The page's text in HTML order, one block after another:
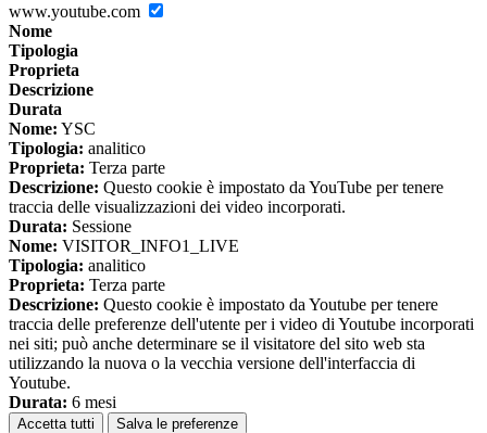
www.youtube.com
Nome
Tipologia
Proprieta
Descrizione
Durata
Nome: YSC
Tipologia: analitico
Proprieta: Terza parte
Descrizione: Questo cookie è impostato da YouTube per tenere
traccia delle visualizzazioni dei video incorporati.
Durata: Sessione
Nome: VISITOR_INFO1_LIVE
Tipologia: analitico
Proprieta: Terza parte
Descrizione: Questo cookie è impostato da Youtube per tenere
traccia delle preferenze dell'utente per i video di Youtube incorporati
nei siti; può anche determinare se il visitatore del sito web sta
utilizzando la nuova o la vecchia versione dell'interfaccia di
Youtube.
Durata: 6 mesi
Accetta tutti Salva le preferenze